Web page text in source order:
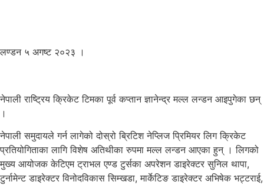
लण्डन ५ अगष्ट २०२३ ।
नेपाली राष्ट्रिय क्रिकेट टिमका पूर्व कप्तान ज्ञानेन्द्र मल्ल लन्डन आइपुगेका छन्
।
नेपाली समुदायले गर्न लागेको दोस्रो ब्रिटिश नेप्लिज प्रिमियर लिग क्रिकेट
प्रतियोगिताका लागि विशेष अतिथीका रुपमा मल्ल लन्डन आएका हुन् । लिगको
मुख्य आयोजक केटिएम ट्राभल एण्ड टुर्सका अपरेशन डाइरेक्टर सुनिल थापा,
टुर्नामेन्ट डाइरेक्टर विनोदविकास सिम्खडा, मार्केटिङ डाइरेक्टर अभिषेक भट्टराई,